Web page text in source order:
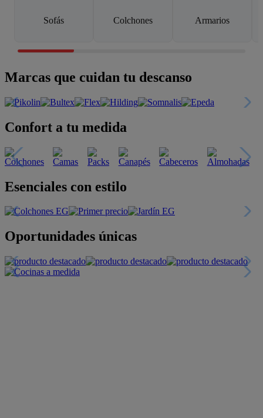
Sofás Colchones Armarios
Marcas que cuidan tu descanso
Confort a tu medida
Esenciales con estilo
Oportunidades únicas